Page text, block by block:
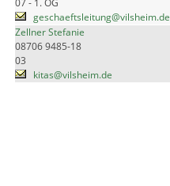
geschaeftsleitung@vilsheim.de
Zellner Stefanie
08706 9485-18
03
kitas@vilsheim.de